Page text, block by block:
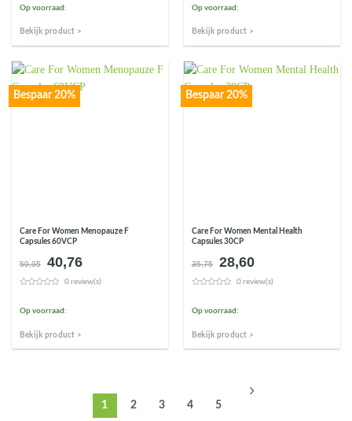
Op voorraad:
Bekijk product >
Op voorraad:
Bekijk product >
Bespaar 20%
Care For Women Menopauze F
Capsules 60VCP
50,95
Oorspronkelijke
prijs
was:
40,76Huidige
prijs
is:
0 review(s)
Op voorraad:
Bekijk product >
Bespaar 20%
Care For Women Mental Health
Capsules 30CP
35,75
Oorspronkelijke
prijs
was:
28,60Huidige
prijs
is:
0 review(s)
Op voorraad:
Bekijk product >
1 2 3 4 5